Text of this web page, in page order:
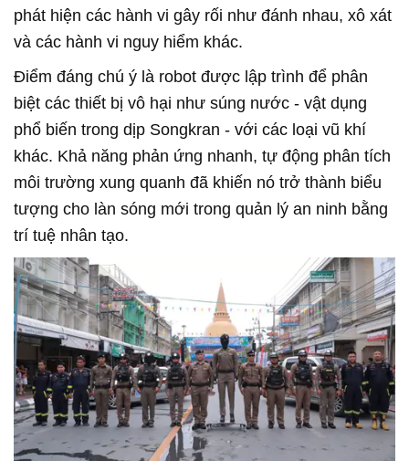
phát hiện các hành vi gây rối như đánh nhau, xô xát
và các hành vi nguy hiểm khác.
Điểm đáng chú ý là robot được lập trình để phân
biệt các thiết bị vô hại như súng nước - vật dụng
phổ biến trong dịp Songkran - với các loại vũ khí
khác. Khả năng phản ứng nhanh, tự động phân tích
môi trường xung quanh đã khiến nó trở thành biểu
tượng cho làn sóng mới trong quản lý an ninh bằng
trí tuệ nhân tạo.